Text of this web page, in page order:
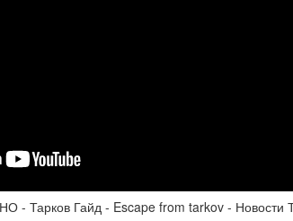
Тарков Гайд - Escape from tarkov - Новости